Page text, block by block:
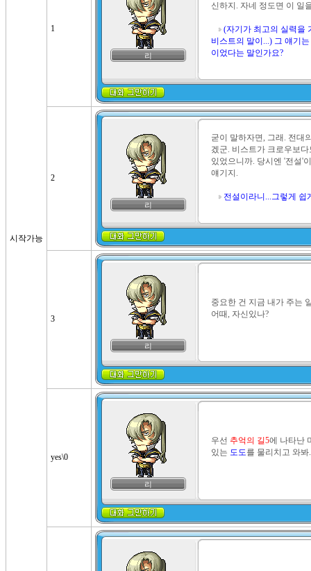
시작가능
1
리
신하지. 자네 정도면 이 일
(자기가 최고의 실력을
비스트의 말이...) 그 얘기
이었다는 말인가요?
2
리
굳이 말하자면, 그래. 전대
겠군. 비스트가 크로우보
있었으니까. 당시엔 '전설'
얘기지.
전설이라니...그렇게
3
리
중요한 건 지금 내가 주는
어때, 자신있나?
yes\0
리
우선 추억의 길5에 나타난
있는 도도를 물리치고 와